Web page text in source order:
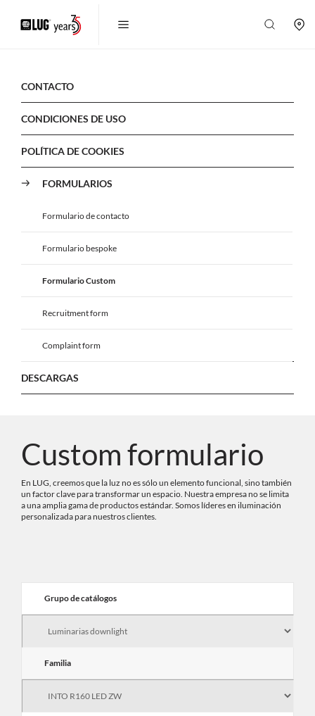
CONTACTO
CONDICIONES DE USO
POLÍTICA DE COOKIES
FORMULARIOS
Formulario de contacto
Formulario bespoke
Formulario Custom
Recruitment form
Complaint form
DESCARGAS
Custom formulario
En LUG, creemos que la luz no es sólo un elemento funcional, sino también
un factor clave para transformar un espacio. Nuestra empresa no se limita
a una amplia gama de productos estándar. Somos líderes en iluminación
personalizada para nuestros clientes.
Grupo de catálogos
Familia